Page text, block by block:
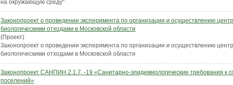
на окружающую среду"
Законопроект о проведении эксперимента по организации и осуществлению
биологическими отходами в Московской области
(Проект)
Законопроект о проведении эксперимента по организации и осуществлению
биологическими отходами в Московской области
Законопроект САНПИН 2.1.7. -19 «Санитарно-эпидемиологические требования к
поселений»